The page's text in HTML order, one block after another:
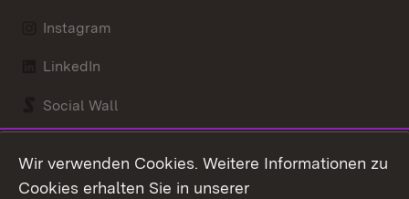
Instagram
LinkedIn
Social Wall
Wir verwenden Cookies. Weitere Informationen zu
Cookies erhalten Sie in unserer